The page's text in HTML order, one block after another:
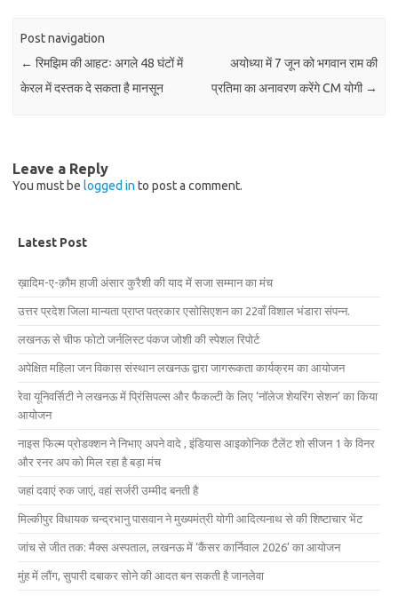
Post navigation
← रिमझिम की आहटः अगले 48 घंटों में
केरल में दस्तक दे सकता है मानसून
अयोध्या में 7 जून को भगवान राम की
प्रतिमा का अनावरण करेंगे CM योगी →
Leave a Reply
You must be logged in to post a comment.
Latest Post
ख़ादिम-ए-क़ौम हाजी अंसार कुरैशी की याद में सजा सम्मान का मंच
उत्तर प्रदेश जिला मान्यता प्राप्त पत्रकार एसोसिएशन का 22वाँ विशाल भंडारा संपन्न.
लखनऊ से चीफ फोटो जर्नलिस्ट पंकज जोशी की स्पेशल रिपोर्ट
अपेक्षित महिला जन विकास संस्थान लखनऊ द्वारा जागरूकता कार्यक्रम का आयोजन
रेवा यूनिवर्सिटी ने लखनऊ में प्रिंसिपल्स और फैकल्टी के लिए ‘नॉलेज शेयरिंग सेशन’ का किया
आयोजन
नाइस फिल्म प्रोडक्शन ने निभाए अपने वादे , इंडियास आइकोनिक टैलेंट शो सीजन 1 के विनर
और रनर अप को मिल रहा है बड़ा मंच
जहां दवाएं रुक जाएं, वहां सर्जरी उम्मीद बनती है
मिल्कीपुर विधायक चन्द्रभानु पासवान ने मुख्यमंत्री योगी आदित्यनाथ से की शिष्टाचार भेंट
जांच से जीत तक: मैक्स अस्पताल, लखनऊ में ‘कैंसर कार्निवाल 2026’ का आयोजन
मुंह में लौंग, सुपारी दबाकर सोने की आदत बन सकती है जानलेवा